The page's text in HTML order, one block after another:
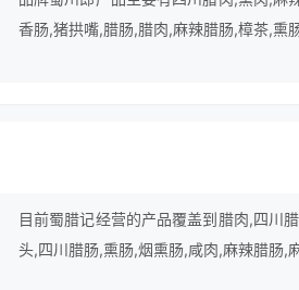
香肠,猪拱嘴,腊肠,腊肉,麻辣腊肠,樟茶,熏
目前蜀腊记经营的产品覆盖到腊肉,四川
头,四川腊肠,熏肠,烟熏肠,咸肉,麻辣腊肠,